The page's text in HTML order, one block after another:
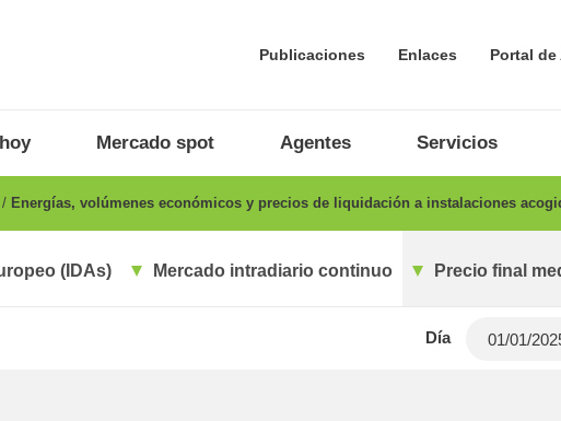
Publicaciones Enlaces Portal
Mercado spot Agentes Servicios
Energías, volúmenes económicos y precios de liquidación a instalaciones
(IDAs) Mercado intradiario continuo Precio final
Día